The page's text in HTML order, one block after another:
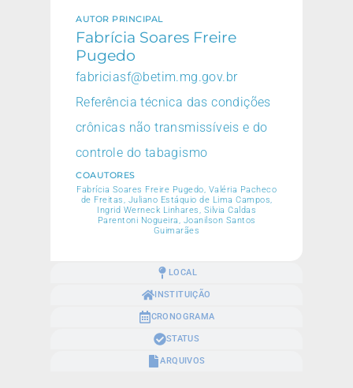
LOCAL
INSTITUIÇÃO
CRONOGRAMA
STATUS
ARQUIVOS
AUTOR PRINCIPAL
Fabrícia Soares Freire
Pugedo
fabriciasf@betim.mg.gov.br
Referência técnica das condições
crônicas não transmissíveis e do
controle do tabagismo
COAUTORES
Fabrícia Soares Freire Pugedo, Valéria Pacheco
de Freitas, Juliano Estáquio de Lima Campos,
Ingrid Werneck Linhares, Silvia Caldas
Parentoni Nogueira, Joanilson Santos
Guimarães